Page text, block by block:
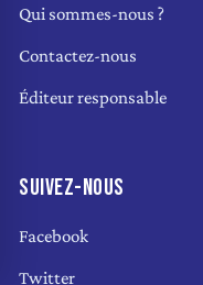
Qui sommes-nous ?
Contactez-nous
Éditeur responsable
SUIVEZ-NOUS
Facebook
Twitter